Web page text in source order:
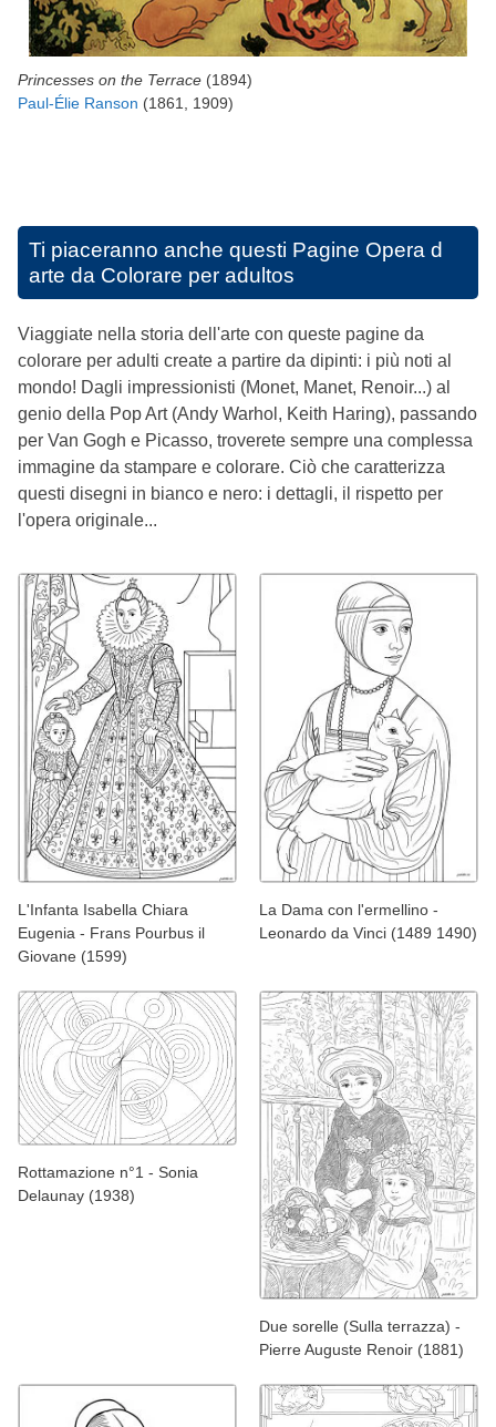
Princesses on the Terrace (1894)
Paul-Élie Ranson (1861, 1909)
Ti piaceranno anche questi Pagine Opera d
arte da Colorare per adultos
Viaggiate nella storia dell'arte con queste pagine da
colorare per adulti create a partire da dipinti: i più noti al
mondo! Dagli impressionisti (Monet, Manet, Renoir...) al
genio della Pop Art (Andy Warhol, Keith Haring), passando
per Van Gogh e Picasso, troverete sempre una complessa
immagine da stampare e colorare. Ciò che caratterizza
questi disegni in bianco e nero: i dettagli, il rispetto per
l'opera originale...
L'Infanta Isabella Chiara
Eugenia - Frans Pourbus il
Giovane (1599)
La Dama con l'ermellino -
Leonardo da Vinci (1489 1490)
Rottamazione n°1 - Sonia
Delaunay (1938)
Due sorelle (Sulla terrazza) -
Pierre Auguste Renoir (1881)